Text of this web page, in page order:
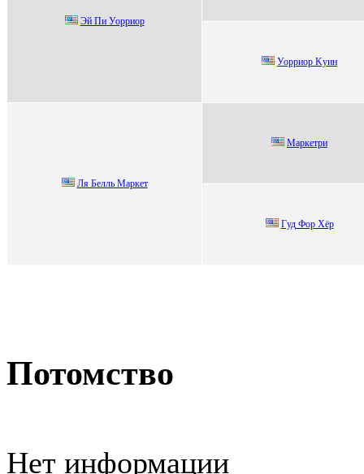
Эй Пи Уоppиоp
Уоppиоp Kуин
Ля Белль Мaркет
Mаpкетpи
Гуд Фор Xёр
Потомство
Нет информации